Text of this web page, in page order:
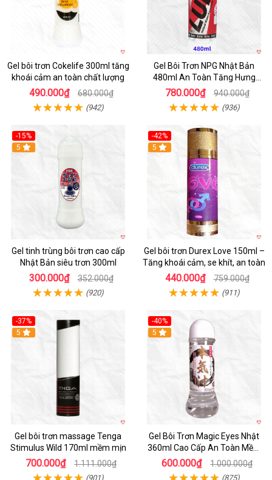
Gel bôi trơn Cokelife 300ml tăng
khoái cảm an toàn chất lượng
490.000₫ 680.000₫
(942)
Gel Bôi Trơn NPG Nhật Bản
480ml An Toàn Tăng Hưng
Phấn
780.000₫ 940.000₫
(936)
-15%
Hot
5
Gel tinh trùng bôi trơn cao cấp
Nhật Bản siêu trơn 300ml
300.000₫ 352.000₫
(920)
-42%
5
Gel bôi trơn Durex Love 150ml –
Tăng khoái cảm, se khít, an toàn
440.000₫ 759.000₫
(911)
-37%
5
Gel bôi trơn massage Tenga
Stimulus Wild 170ml mềm mịn
700.000₫ 1.111.000₫
(901)
-40%
5
Gel Bôi Trơn Magic Eyes Nhật
360ml Cao Cấp An Toàn Mềm
Mượt
600.000₫ 1.000.000₫
(875)